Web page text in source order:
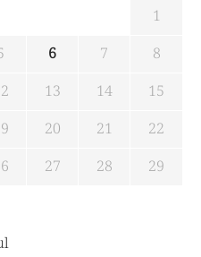
1
6 7
8
13 14
15
20 21
22
27 28
29